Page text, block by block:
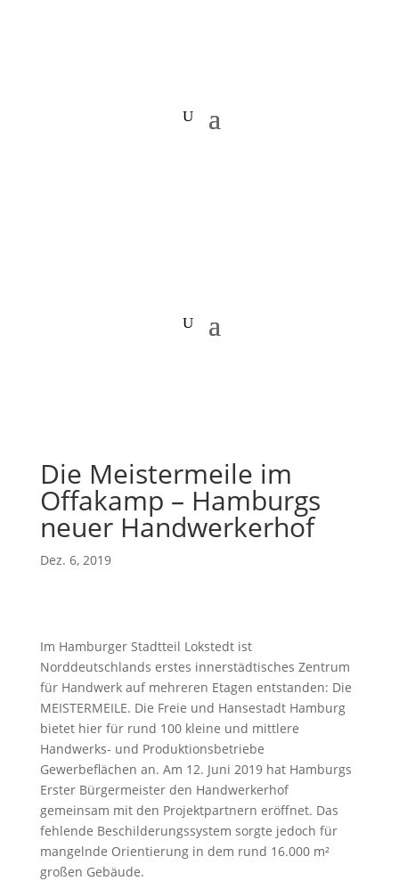
Die Meistermeile im
Offakamp – Hamburgs
neuer Handwerkerhof
Dez. 6, 2019
Im Hamburger Stadtteil Lokstedt ist
Norddeutschlands erstes innerstädtisches Zentrum
für Handwerk auf mehreren Etagen entstanden: Die
MEISTERMEILE. Die Freie und Hansestadt Hamburg
bietet hier für rund 100 kleine und mittlere
Handwerks- und Produktionsbetriebe
Gewerbeflächen an. Am 12. Juni 2019 hat Hamburgs
Erster Bürgermeister den Handwerkerhof
gemeinsam mit den Projektpartnern eröffnet. Das
fehlende Beschilderungssystem sorgte jedoch für
mangelnde Orientierung in dem rund 16.000 m²
großen Gebäude.